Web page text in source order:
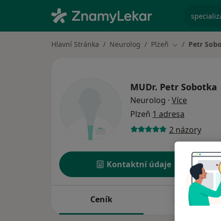
Hlavní Stránka Neurolog Plzeň Změna města
Petr
MUDr. Petr Sobotka
Neurolog · Více
Plzeň 1 adresa
2 názory
Kontaktní údaje
Ceník Adresy